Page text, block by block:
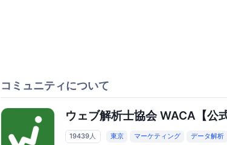
コミュニティについて
ウェブ解析士協会 WACA【公式
19439人 東京 マーケティング データ解析